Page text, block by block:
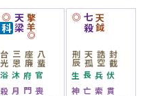
天梁
◎
科 擎羊
◎
三台
八座
恩光
蜚廉
沐浴
官府
月殺
喪門
七殺
◎ 天鉞
天刑
封誥
孤辰
截空
長生
伏兵
亡神
貫索